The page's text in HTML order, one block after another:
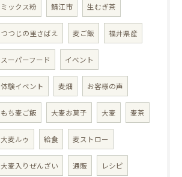
ミックス粉 鯖江市 生むぎ茶
つつじの里さばえ 麦ご飯 福井県産
スーパーフード イベント
体験イベント 麦畑 お客様の声
もち麦ご飯 大麦お菓子 大麦 麦茶
大麦ルゥ 給食 麦ストロー
大麦入りぜんざい 通販 レシピ